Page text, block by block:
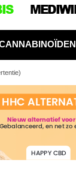
PESTICIDEN
Tip!